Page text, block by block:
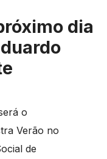
dia
o
Verão no
de